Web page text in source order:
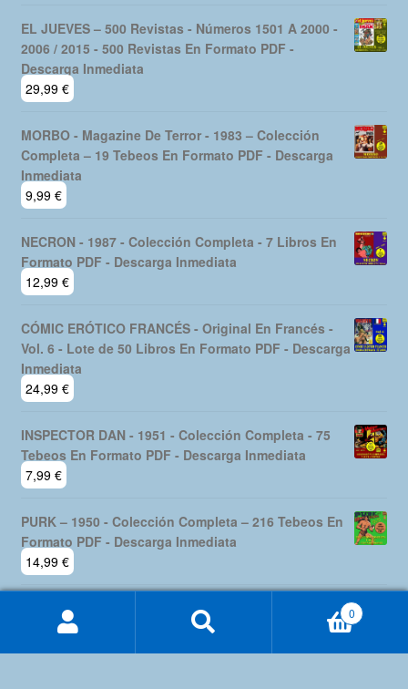
EL JUEVES – 500 Revistas - Números 1501 A 2000 -
2006 / 2015 - 500 Revistas En Formato PDF -
Descarga Inmediata
29,99 €
MORBO - Magazine De Terror - 1983 – Colección
Completa – 19 Tebeos En Formato PDF - Descarga
Inmediata
9,99 €
NECRON - 1987 - Colección Completa - 7 Libros En
Formato PDF - Descarga Inmediata
12,99 €
CÓMIC ERÓTICO FRANCÉS - Original En Francés -
Vol. 6 - Lote de 50 Libros En Formato PDF - Descarga
Inmediata
24,99 €
INSPECTOR DAN - 1951 - Colección Completa - 75
Tebeos En Formato PDF - Descarga Inmediata
7,99 €
PURK – 1950 - Colección Completa – 216 Tebeos En
Formato PDF - Descarga Inmediata
14,99 €
por:
0